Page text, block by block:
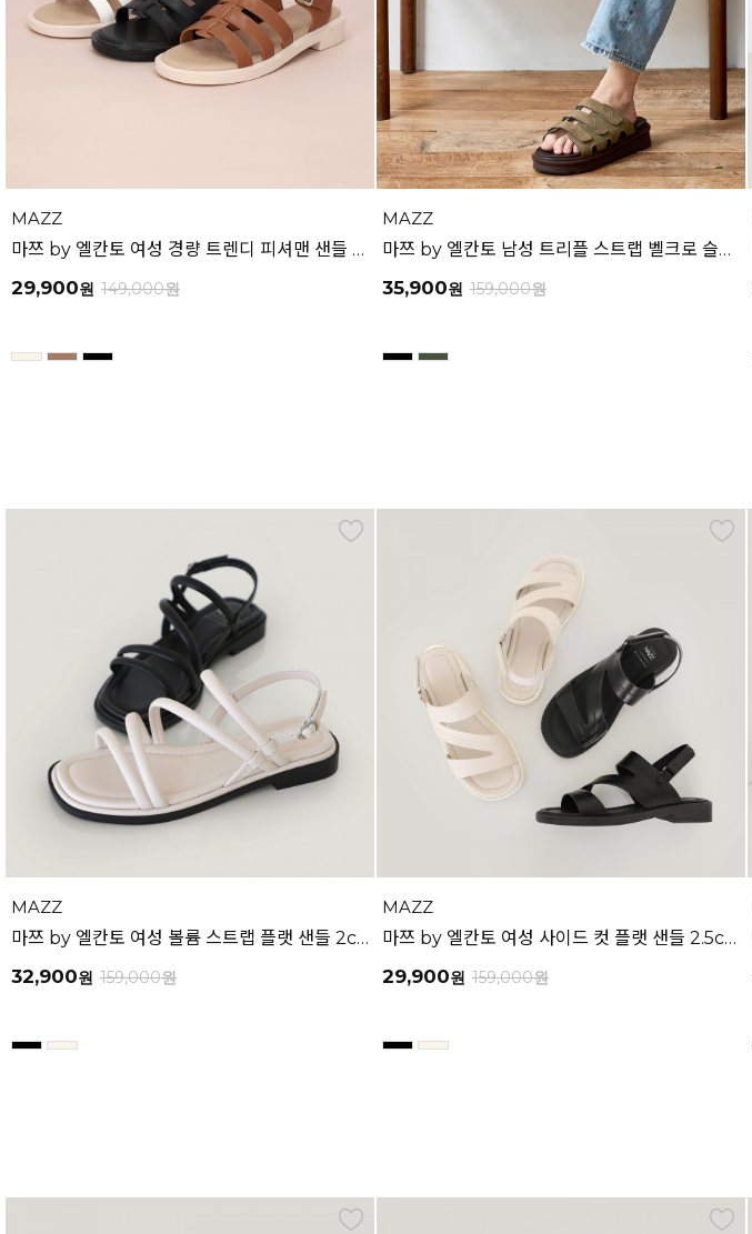
MAZZ
마쯔 by 엘칸토 여성 경량 트렌디 피셔맨 샌들 3cm LCWW66M426
29,900원 149,000원
MAZZ
마쯔 by 엘칸토 남성 트리플 스트랩 벨크로 슬라이드 4.5cm LCMW61M626
35,900원 159,000원
MAZZ
마쯔 by 엘칸토 여성 볼륨 스트랩 플랫 샌들 2cm LCWW58M626
32,900원 159,000원
MAZZ
마쯔 by 엘칸토 여성 사이드 컷 플랫 샌들 2.5cm LCWW65M626
29,900원 159,000원